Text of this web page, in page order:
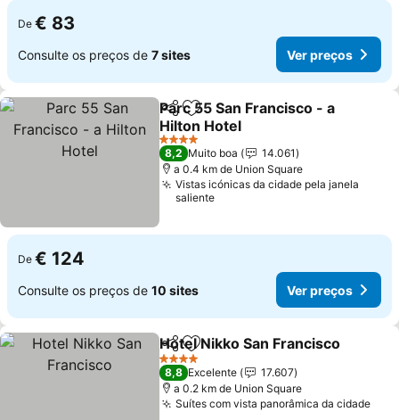
De € 83
Consulte os preços de 7 sites Ver preços
PartilharAdicionar aos favoritos
Parc 55 San Francisco - a
Hilton Hotel
Ver preços
4 Estrelas
8,2 Muito boa
14.061
a 0.4 km de Union Square
Vistas icónicas da cidade pela janela
saliente
De € 124
Consulte os preços de 10 sites Ver preços
PartilharAdicionar aos favoritos
Hotel Nikko San Francisco
4 Estrelas
8,8 Excelente
17.607
a 0.2 km de Union Square
Suítes com vista panorâmica da cidadeVer